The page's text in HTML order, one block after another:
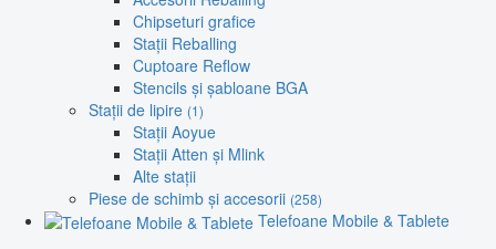
Chipseturi grafice
Stații Reballing
Cuptoare Reflow
Stencils și șabloane BGA
Stații de lipire (1)
Stații Aoyue
Stații Atten și Mlink
Alte stații
Piese de schimb și accesorii (258)
Telefoane Mobile & Tablete